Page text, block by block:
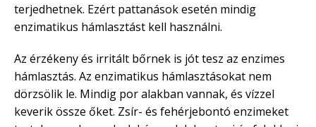
terjedhetnek. Ezért pattanások esetén mindig
enzimatikus hámlasztást kell használni.
Az érzékeny és irritált bőrnek is jót tesz az enzimes
hámlasztás. Az enzimatikus hámlasztásokat nem
dörzsölik le. Mindig por alakban vannak, és vízzel
keverik össze őket. Zsír- és fehérjebontó enzimeket